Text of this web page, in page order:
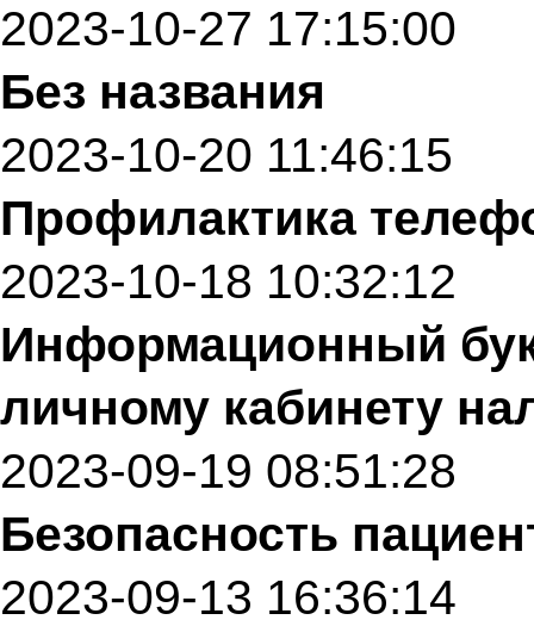
2023-10-27 17:15:00
Без названия
2023-10-20 11:46:15
Профилактика
2023-10-18 10:32:12
Информационный
личному кабинету
2023-09-19 08:51:28
Безопасность
2023-09-13 16:36:14